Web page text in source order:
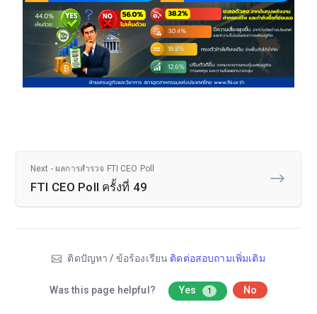
Next - ผลการสำรวจ FTI CEO Poll
FTI CEO Poll ครั้งที่ 49
ติดปัญหา / ข้อร้องเรียน ติดต่อสอบถามเพิ่มเติม
Was this page helpful? Yes 1 No